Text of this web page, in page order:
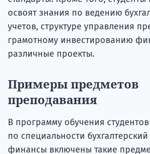
освоят знания по ведению
учетов, структуре управления
грамотному инвестированию
различные проекты.
Примеры предметов
преподавания
В программу обучения
по специальности бухгалтерский
финансы включены такие